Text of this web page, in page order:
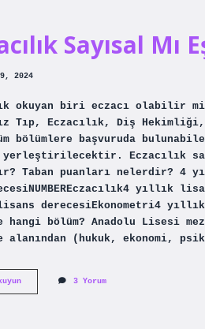
Sayısal Mı
2024
okuyan biri eczacı olabilir mi?
Tıp, Eczacılık, Diş
bölümlere başvuruda
yerleştirilecektir. Eczacılık
Taban puanları nelerdir? 4
yıllık
derecesiEkonometri4
bölüm? Anadolu Lisesi
alanından (hukuk, ekonomi,
Eczacılık
Sayısal
3 Yorum